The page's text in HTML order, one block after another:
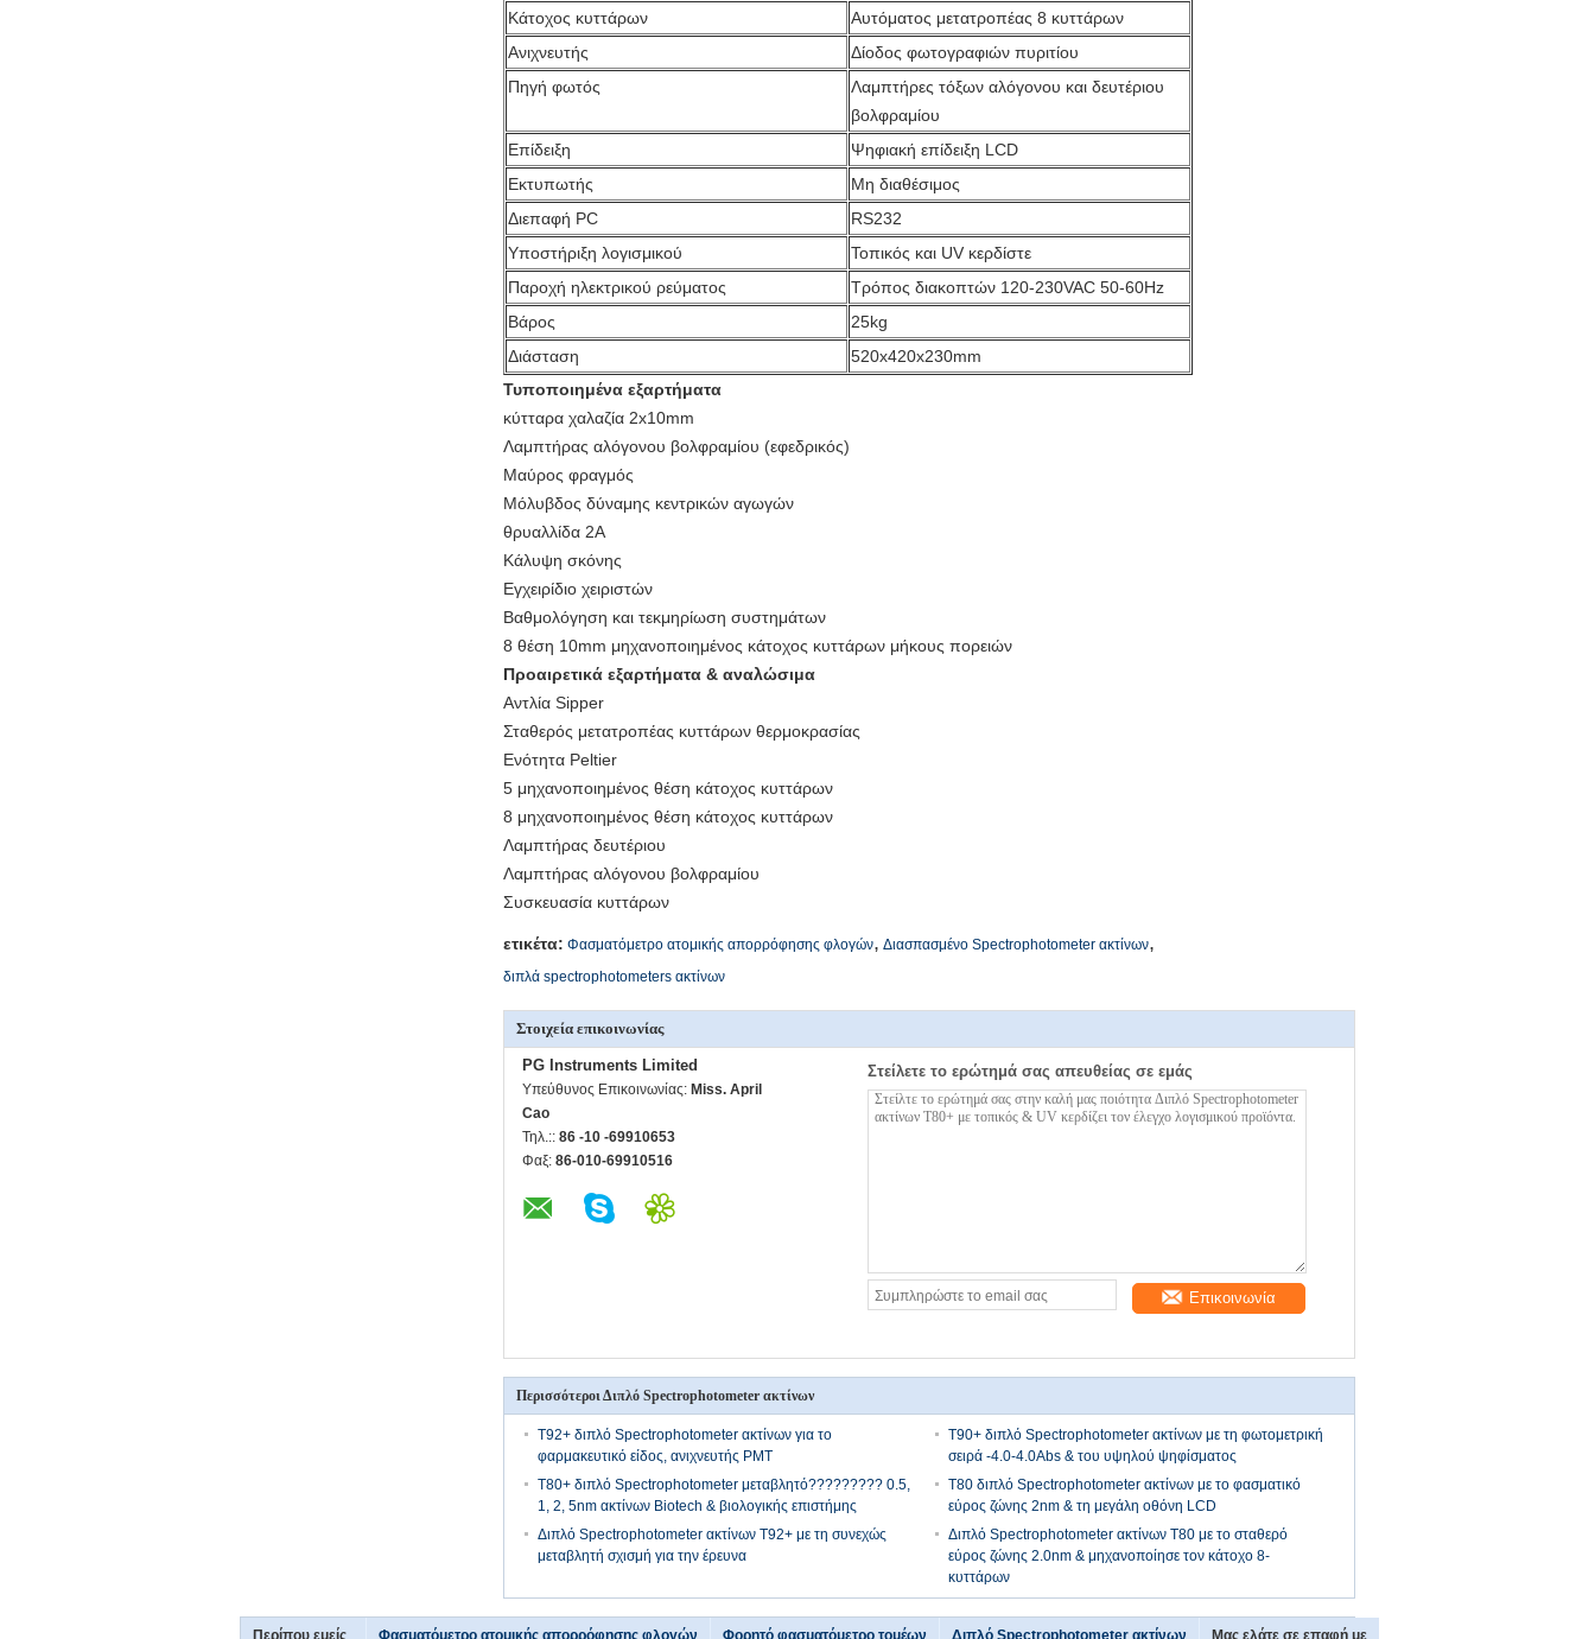
Κάτοχος κυττάρων
Αυτόματος μετατροπέας 8 κυττάρων
Ανιχνευτής
Δίοδος φωτογραφιών πυριτίου
Πηγή φωτός
Λαμπτήρες τόξων αλόγονου και δευτέριου
βολφραμίου
Επίδειξη
Ψηφιακή επίδειξη LCD
Εκτυπωτής
Μη διαθέσιμος
Διεπαφή PC
RS232
Υποστήριξη λογισμικού
Τοπικός και UV κερδίστε
Παροχή ηλεκτρικού ρεύματος
Τρόπος διακοπτών 120-230VAC 50-60Hz
Βάρος
25kg
Διάσταση
520x420x230mm
Τυποποιημένα εξαρτήματα
κύτταρα χαλαζία 2x10mm
Λαμπτήρας αλόγονου βολφραμίου (εφεδρικός)
Μαύρος φραγμός
Μόλυβδος δύναμης κεντρικών αγωγών
θρυαλλίδα 2A
Κάλυψη σκόνης
Εγχειρίδιο χειριστών
Βαθμολόγηση και τεκμηρίωση συστημάτων
8 θέση 10mm μηχανοποιημένος κάτοχος κυττάρων μήκους πορειών
Προαιρετικά εξαρτήματα & αναλώσιμα
Αντλία Sipper
Σταθερός μετατροπέας κυττάρων θερμοκρασίας
Ενότητα Peltier
5 μηχανοποιημένος θέση κάτοχος κυττάρων
8 μηχανοποιημένος θέση κάτοχος κυττάρων
Λαμπτήρας δευτέριου
Λαμπτήρας αλόγονου βολφραμίου
Συσκευασία κυττάρων
ετικέτα: Φασματόμετρο ατομικής απορρόφησης φλογών, Διασπασμένο Spectrophotometer ακτίνων,
διπλά spectrophotometers ακτίνων
Στοιχεία επικοινωνίας
PG Instruments Limited
Υπεύθυνος Επικοινωνίας: Miss. April
Cao
Τηλ.:: 86 -10 -69910653
Φαξ: 86-010-69910516
Στείλετε το ερώτημά σας απευθείας σε εμάς
Επικοινωνία
Περισσότεροι Διπλό Spectrophotometer ακτίνων
T92+ διπλό Spectrophotometer ακτίνων για το
φαρμακευτικό είδος, ανιχνευτής PMT
T90+ διπλό Spectrophotometer ακτίνων με τη φωτομετρική
σειρά -4.0-4.0Abs & του υψηλού ψηφίσματος
T80+ διπλό Spectrophotometer μεταβλητό????????? 0.5,
1, 2, 5nm ακτίνων Biotech & βιολογικής επιστήμης
T80 διπλό Spectrophotometer ακτίνων με το φασματικό
εύρος ζώνης 2nm & τη μεγάλη οθόνη LCD
Διπλό Spectrophotometer ακτίνων T92+ με τη συνεχώς
μεταβλητή σχισμή για την έρευνα
Διπλό Spectrophotometer ακτίνων T80 με το σταθερό
εύρος ζώνης 2.0nm & μηχανοποίησε τον κάτοχο 8-
κυττάρων
Περίπου εμείς Φασματόμετρο ατομικής απορρόφησης φλογών Φορητό φασματόμετρο τομέων Διπλό Spectrophotometer ακτίνων Μας ελάτε σε επαφή με